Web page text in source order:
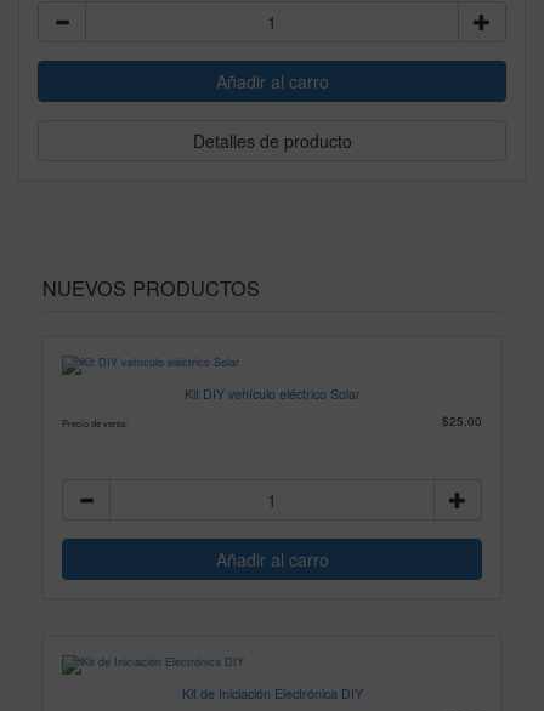
Detalles de producto
NUEVOS PRODUCTOS
Kit DIY vehículo eléctrico Solar
Precio de venta: $25.00
Kit de Iniciación Electrónica DIY